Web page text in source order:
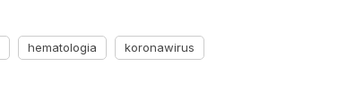
hematologia koronawirus